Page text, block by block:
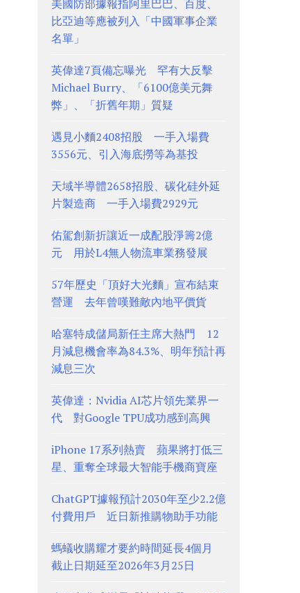
美國防部據報指阿里巴巴、百度、
比亞迪等應被列入「中國軍事企業
名單」
英偉達7頁備忘曝光 罕有大反擊
Michael Burry、「6100億美元舞
弊」、「折舊年期」質疑
遇見小麵2408招股 一手入場費
3556元、引入海底撈等為基投
天域半導體2658招股、碳化硅外延
片製造商 一手入場費2929元
佑駕創新折讓近一成配股淨籌2億
元 用於L4無人物流車業務發展
57年歷史「頂好大光麵」宣布結束
營運 去年曾嘆難敵內地平價貨
哈塞特成儲局新任主席大熱門 12
月減息機會率為84.3%、明年預計再
減息三次
英偉達：Nvidia AI芯片領先業界一
代 對Google TPU成功感到高興
iPhone 17系列熱賣 蘋果將打低三
星、重奪全球最大智能手機商寶座
ChatGPT據報預計2030年至少2.2億
付費用戶 近日新推購物助手功能
螞蟻收購耀才要約時間延長4個月
截止日期延至2026年3月25日